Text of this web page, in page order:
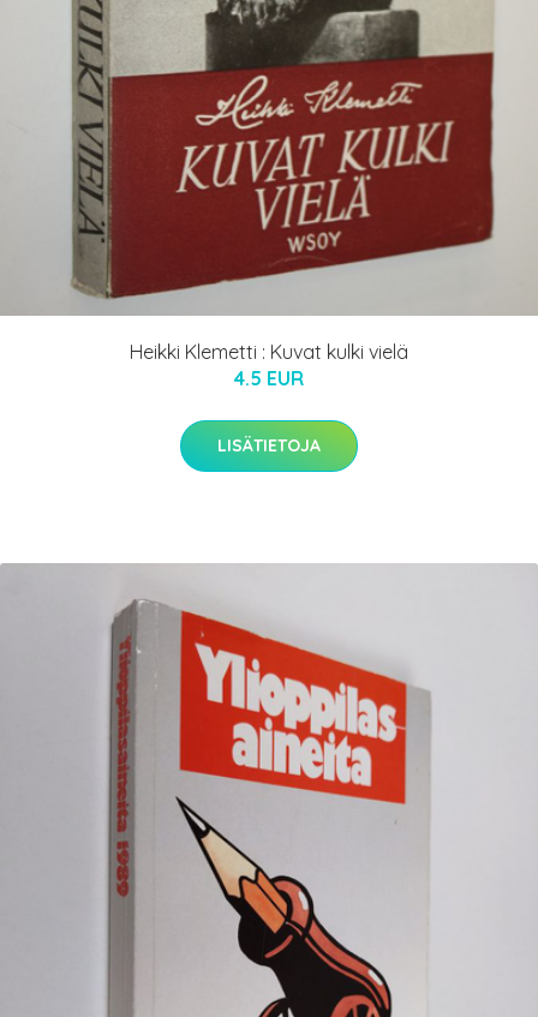
Heikki Klemetti : Kuvat kulki vielä
4.5 EUR
LISÄTIETOJA